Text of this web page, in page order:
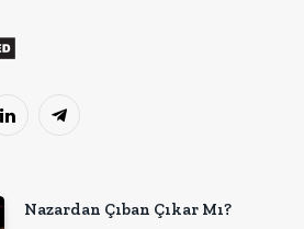
LinkedInTelgraf
Nazardan Çıban Çıkar Mı?